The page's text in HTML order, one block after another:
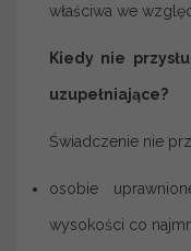
właściwa we
Kiedy nie
uzupełniające?
Świadczenie nie
osobie
wysokości co